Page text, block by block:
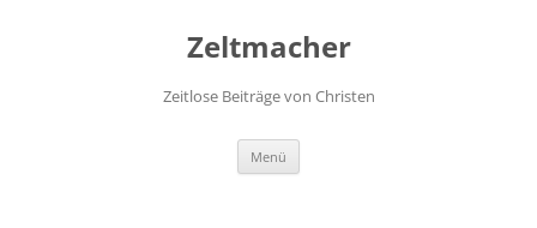
Zeltmacher
Zeitlose Beiträge von Christen
Menü